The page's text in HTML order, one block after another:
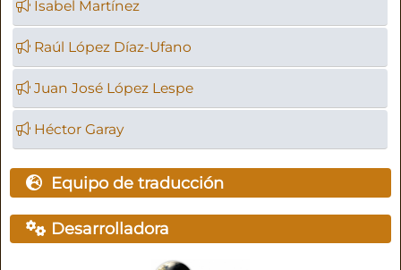
Isabel Martínez
Raúl López Díaz-Ufano
Juan José López Lespe
Héctor Garay
Equipo de traducción
Desarrolladora